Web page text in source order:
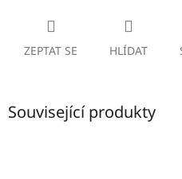
ZEPTAT SE HLÍDAT
Související produkty